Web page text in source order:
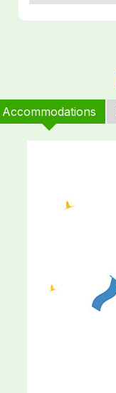
Accommodations